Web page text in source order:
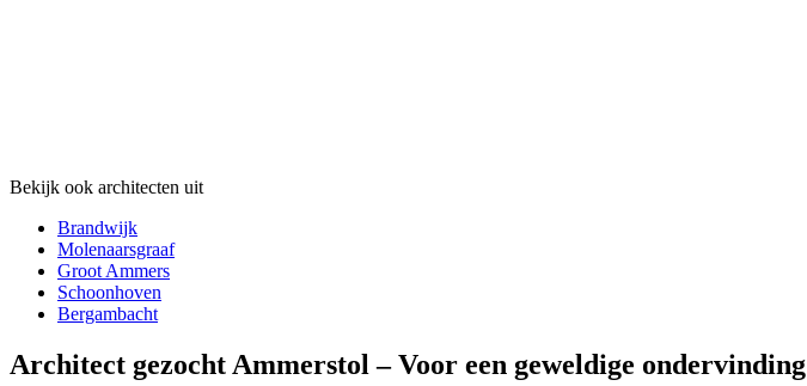
Bekijk ook architecten uit
Brandwijk
Molenaarsgraaf
Groot Ammers
Schoonhoven
Bergambacht
Architect gezocht Ammerstol – Voor een geweldige ondervinding